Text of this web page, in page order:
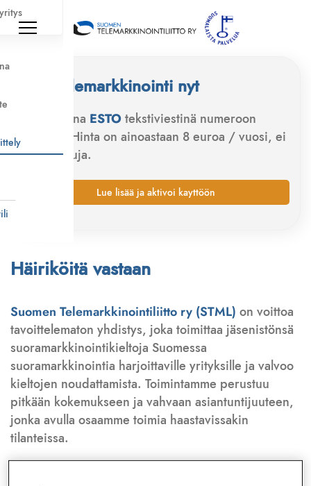
Estä telemarkkinointi nyt
Lähetä sana ESTOtekstiviestinä numeroon
Hinta on ainoastaan 8 euroa / vuosi, ei
muita kuluja.
Lue lisää ja aktivoi kayttöön
Häiriköitä vastaan
Suomen Telemarkkinointiliitto ry (STML) on voittoa
tavoittelematon yhdistys, joka toimittaa jäsenistönsä
suoramarkkinointikieltoja Suomessa
suoramarkkinointia harjoittaville yrityksille ja valvoo
kieltojen noudattamista. Toimintamme perustuu
pitkään kokemukseen ja vahvaan asiantuntijuuteen,
jonka avulla osaamme toimia haastavissakin
tilanteissa.